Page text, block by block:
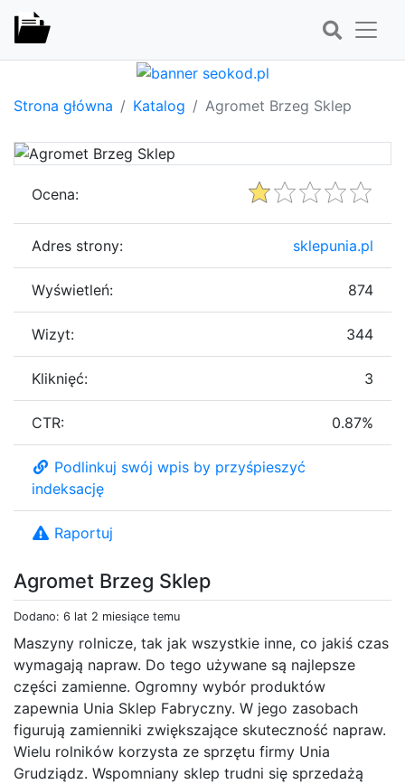
Strona główna Katalog Agromet Brzeg Sklep
Agromet Brzeg Sklep
Dodano: 6 lat 2 miesiące temu
Maszyny rolnicze, tak jak wszystkie inne, co jakiś czas
wymagają napraw. Do tego używane są najlepsze
części zamienne. Ogromny wybór produktów
zapewnia Unia Sklep Fabryczny. W jego zasobach
figurują zamienniki zwiększające skuteczność napraw.
Wielu rolników korzysta ze sprzętu firmy Unia
Grudziądz. Wspomniany sklep trudni się sprzedażą
Ocena:
Adres strony: sklepunia.pl
Wyświetleń: 874
Wizyt: 344
Kliknięć: 3
CTR: 0.87%
Podlinkuj swój wpis by przyśpieszyć
indeksację
Raportuj